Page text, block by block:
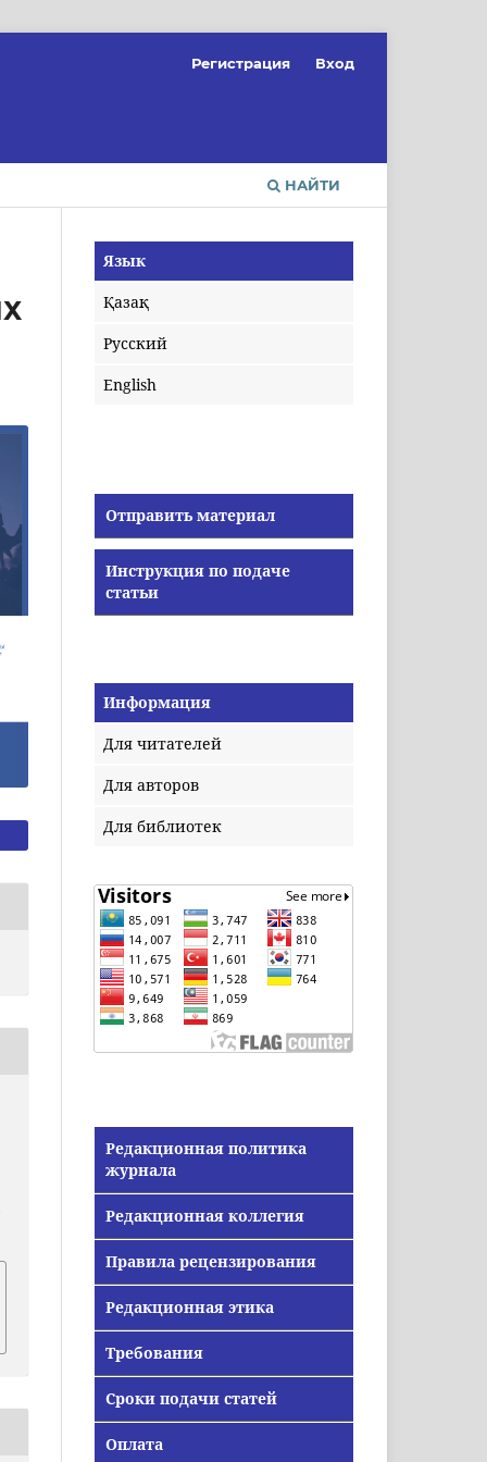
НАЙТИ
Регистрация Вход
Язык
Қазақ
Русский
English
Отправить материал
Инструкция по подаче
статьи
Информация
Для читателей
Для авторов
Для библиотек
Редакционная политика
журнала
Редакционная коллегия
Правила рецензирования
Редакционная этика
Требования
Сроки подачи статей
Оплата